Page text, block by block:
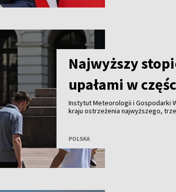
Najwyższy
upałami w
Instytut Meteorologii i Gospodarki
kraju ostrzeżenia najwyższego,
POLSKA